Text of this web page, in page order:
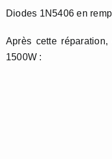
Diodes 1N5406 en
Après cette
1500W :